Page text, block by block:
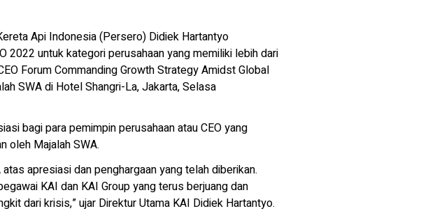
Api Indonesia (Persero) Didiek Hartantyo
2022 untuk kategori perusahaan yang memiliki lebih dari
Forum Commanding Growth Strategy Amidst Global
SWA di Hotel Shangri-La, Jakarta, Selasa
bagi para pemimpin perusahaan atau CEO yang
oleh Majalah SWA.
apresiasi dan penghargaan yang telah diberikan.
KAI dan KAI Group yang terus berjuang dan
dari krisis,” ujar Direktur Utama KAI Didiek Hartantyo.